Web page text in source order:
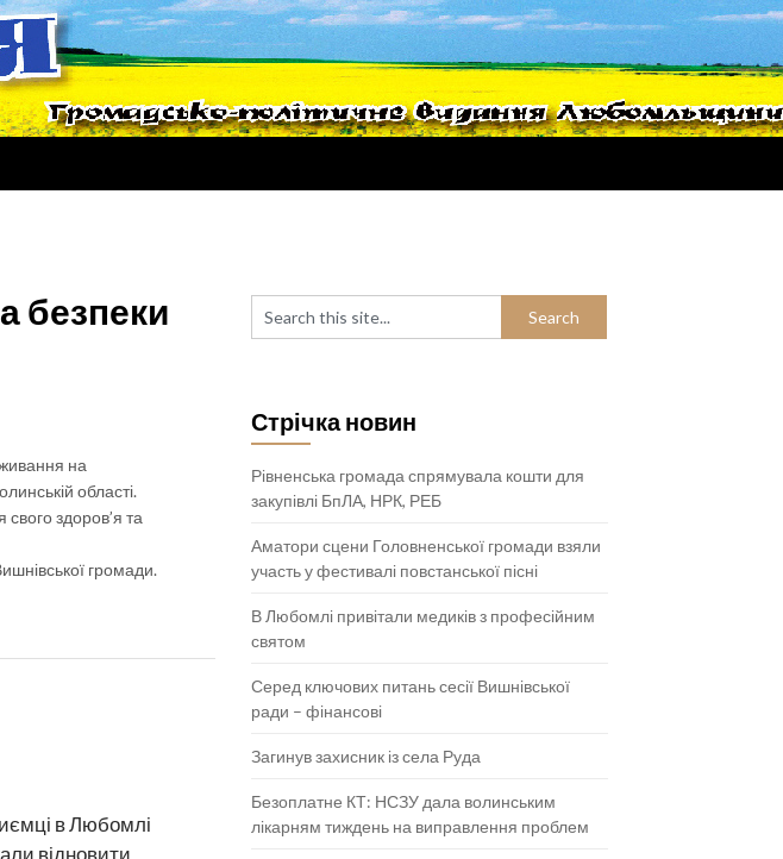
безпеки
на
області.
здоров’я та
громади.
в Любомлі
відновити
Стрічка новин
Рівненська громада спрямувала кошти для
закупівлі БпЛА, НРК, РЕБ
Аматори сцени Головненської громади взяли
участь у фестивалі повстанської пісні
В Любомлі привітали медиків з професійним
святом
Серед ключових питань сесії Вишнівської
ради – фінансові
Загинув захисник із села Руда
Безоплатне КТ: НСЗУ дала волинським
лікарням тиждень на виправлення проблем